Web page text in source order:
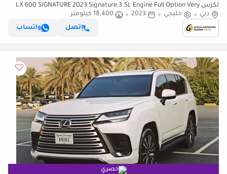
لكزس LX 600 SIGNATURE 2023 Signature 3.5L Engine Full Option Very
Clean And Perfect Condition (للتصدير فقط)
دبي خليجي 2023
18,400 كيلومتر
إتصل
واتساب
حصري